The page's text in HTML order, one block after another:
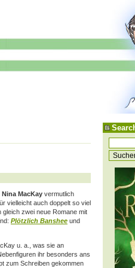
Nina MacKay vermutlich
vielleicht auch doppelt so viel
zwei neue Romane mit
Plötzlich Banshee und
u. a., was sie an
ihr besonders ans
zum Schreiben gekommen